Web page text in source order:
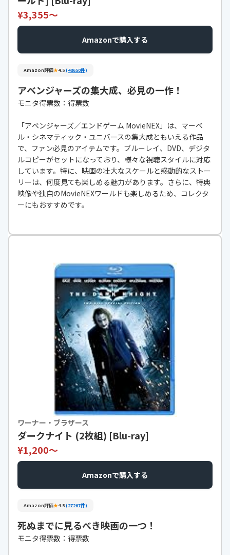
¥3,355〜
Amazonで購入する
Amazon評価★4.5(48650件)
アベンジャーズの集大成、必見の一作！
モニタ得票数：得票数
「アベンジャーズ／エンドゲーム MovieNEX」は、マーベ
ル・シネマティック・ユニバースの集大成ともいえる作品
で、ファン必見のアイテムです。ブルーレイ、DVD、デジタ
ルコピーがセットになっており、様々な視聴スタイルに対応
しています。特に、映画の壮大なスケールと感動的なストー
リーは、何度見ても楽しめる魅力があります。さらに、特典
映像や独自のMovieNEXワールドも楽しめるため、コレクタ
ーにもおすすめです。
ワーナー・ブラザース
ダークナイト (2枚組) [Blu-ray]
¥1,200〜
Amazonで購入する
Amazon評価★4.5(27267件)
死ぬまでに見るべき映画の一つ！
モニタ得票数：得票数